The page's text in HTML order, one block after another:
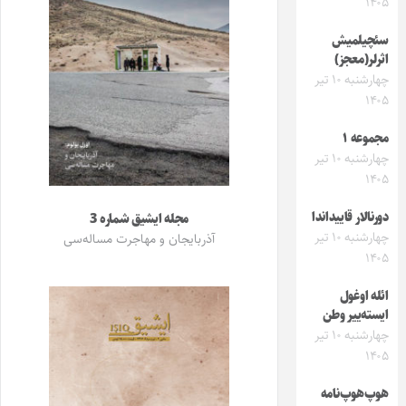
سئچیلمیش
اثرلر(معجز)
چهارشنبه ۱۰ تیر
۱۴۰۵
مجموعه ۱
چهارشنبه ۱۰ تیر
۱۴۰۵
دورنالار قاییداندا
چهارشنبه ۱۰ تیر
۱۴۰۵
ائله اوغول
ایسته‌ییر وطن
چهارشنبه ۱۰ تیر
۱۴۰۵
هوپ‌هوپ‌نامه
مجله ایشیق شماره 3
آذربایجان و مهاجرت مساله‌سی